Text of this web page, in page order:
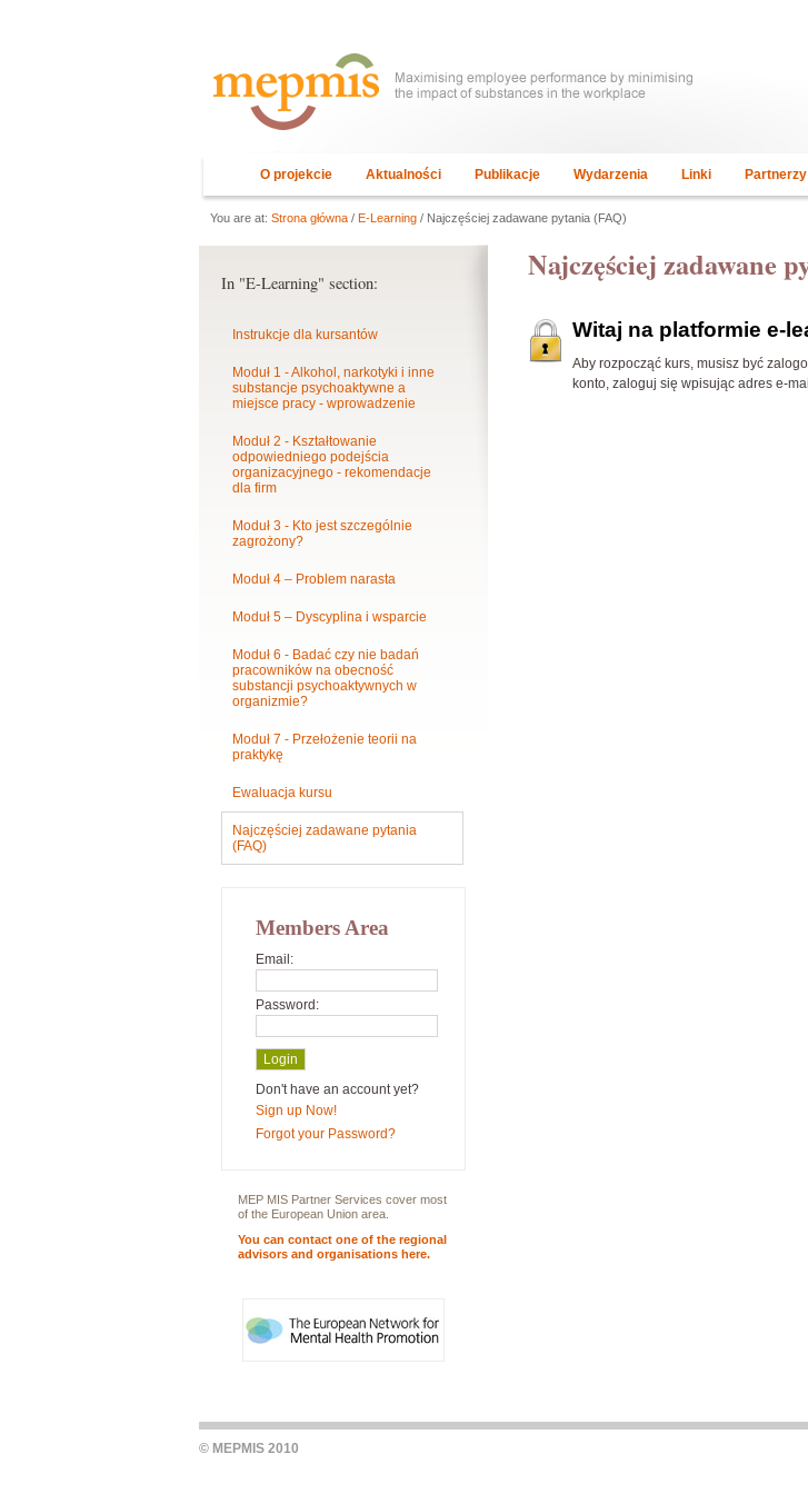
O projekcie Aktualności Publikacje Wydarzenia Linki Partnerzy
You are at: Strona główna / E-Learning / Najczęściej zadawane pytania (FAQ)
Najczęściej zadawane
Witaj na platformie e-
Aby rozpocząć kurs, musisz być
konto, zaloguj się wpisując adres e-
In "E-Learning" section:
Instrukcje dla kursantów
Moduł 1 - Alkohol, narkotyki i inne
substancje psychoaktywne a
miejsce pracy - wprowadzenie
Moduł 2 - Kształtowanie
odpowiedniego podejścia
organizacyjnego - rekomendacje
dla firm
Moduł 3 - Kto jest szczególnie
zagrożony?
Moduł 4 – Problem narasta
Moduł 5 – Dyscyplina i wsparcie
Moduł 6 - Badać czy nie badań
pracowników na obecność
substancji psychoaktywnych w
organizmie?
Moduł 7 - Przełożenie teorii na
praktykę
Ewaluacja kursu
Najczęściej zadawane pytania
(FAQ)
Members Area
Email:
Password:
Don't have an account yet?
Sign up Now!
Forgot your Password?
MEP MIS Partner Services cover most
of the European Union area.
You can contact one of the regional
advisors and organisations here.
© MEPMIS 2010